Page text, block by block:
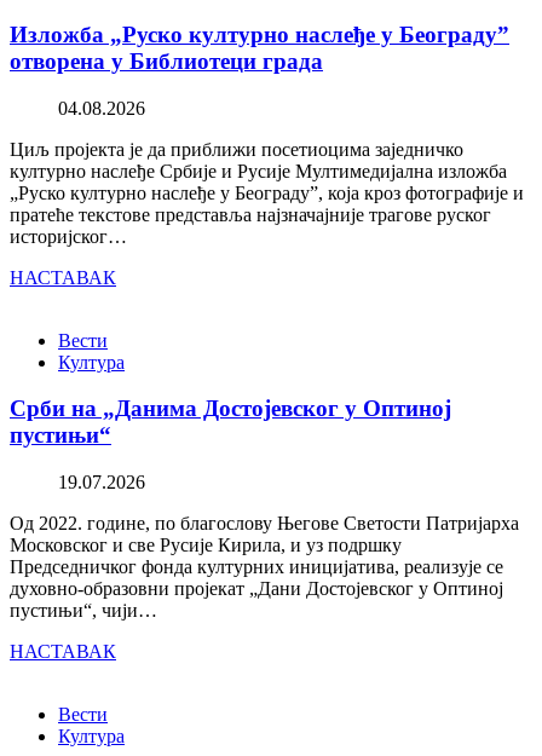
Изложба „Руско културно наслеђе у Београду”
отворена у Библиотеци града
04.08.2026
Циљ пројекта је да приближи посетиоцима заједничко
културно наслеђе Србије и Русије Мултимедијална изложба
„Руско културно наслеђе у Београду”, која кроз фотографије и
пратеће текстове представља најзначајније трагове руског
историјског…
НАСТАВАК
Вести
Култура
Срби на „Данима Достојевског у Оптиној
пустињи“
19.07.2026
Од 2022. године, по благослову Његове Светости Патријарха
Московског и све Русије Кирила, и уз подршку
Председничког фонда културних иницијатива, реализује се
духовно-образовни пројекат „Дани Достојевског у Оптиној
пустињи“, чији…
НАСТАВАК
Вести
Култура